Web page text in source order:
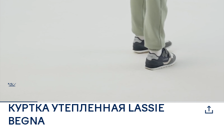
КУРТКА УТЕПЛЕННАЯ LASSIE
BEGNA